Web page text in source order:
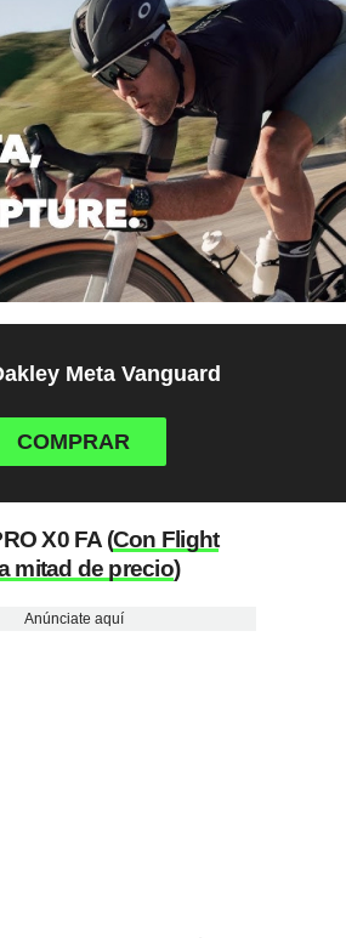
Meta Vanguard
COMPRAR
X0 FA (Con Flight
mitad de precio)
Anúnciate aquí